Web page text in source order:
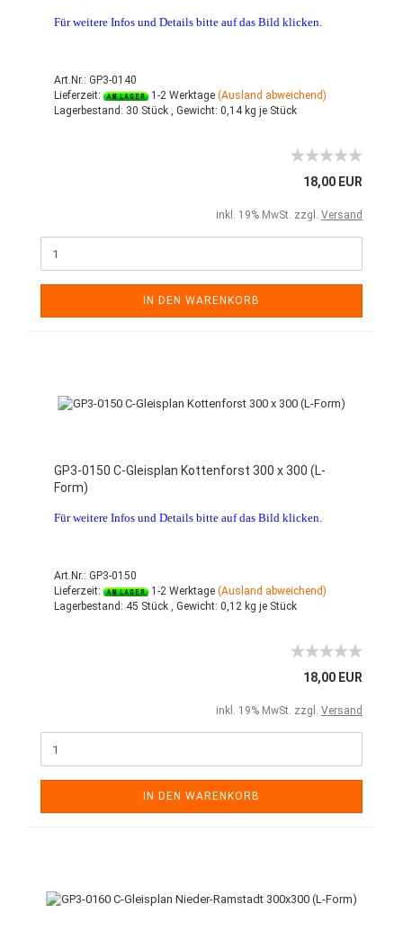
Für weitere Infos und Details bitte auf das Bild klicken.
Art.Nr.: GP3-0140
Lieferzeit:
1-2 Werktage (Ausland abweichend)
Lagerbestand: 30 Stück , Gewicht: 0,14kg je Stück
18,00 EUR
inkl. 19% MwSt. zzgl. Versand
IN DEN WARENKORB
GP3-0150 C-Gleisplan Kottenforst 300 x 300 (L-
Form)
Für weitere Infos und Details bitte auf das Bild klicken.
Art.Nr.: GP3-0150
Lieferzeit:
1-2 Werktage (Ausland abweichend)
Lagerbestand: 45 Stück , Gewicht: 0,12 kg je Stück
18,00 EUR
inkl. 19% MwSt. zzgl. Versand
IN DEN WARENKORB